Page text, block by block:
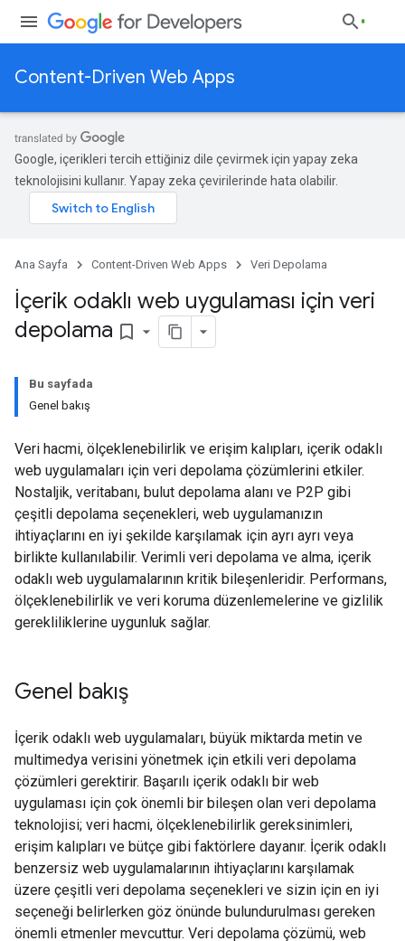
Content-Driven Web Apps
Google, içerikleri tercih ettiğiniz dile çevirmek için yapay zeka
teknolojisini kullanır. Yapay zeka çevirilerinde hata olabilir.
Ana Sayfa Content-Driven Web Apps Veri Depolama
İçerik odaklı web uygulaması için veri
depolama bookmark_border
Bu sayfada
Genel bakış
Veri hacmi, ölçeklenebilirlik ve erişim kalıpları, içerik odaklı
web uygulamaları için veri depolama çözümlerini etkiler.
Nostaljik, veritabanı, bulut depolama alanı ve P2P gibi
çeşitli depolama seçenekleri, web uygulamanızın
ihtiyaçlarını en iyi şekilde karşılamak için ayrı ayrı veya
birlikte kullanılabilir. Verimli veri depolama ve alma, içerik
odaklı web uygulamalarının kritik bileşenleridir. Performans,
ölçeklenebilirlik ve veri koruma düzenlemelerine ve gizlilik
gerekliliklerine uygunluk sağlar.
Genel bakış
İçerik odaklı web uygulamaları, büyük miktarda metin ve
multimedya verisini yönetmek için etkili veri depolama
çözümleri gerektirir. Başarılı içerik odaklı bir web
uygulaması için çok önemli bir bileşen olan veri depolama
teknolojisi; veri hacmi, ölçeklenebilirlik gereksinimleri,
erişim kalıpları ve bütçe gibi faktörlere dayanır. İçerik odaklı
benzersiz web uygulamalarının ihtiyaçlarını karşılamak
üzere çeşitli veri depolama seçenekleri ve sizin için en iyi
seçeneği belirlerken göz önünde bulundurulması gereken
önemli etmenler mevcuttur. Veri depolama çözümü, web